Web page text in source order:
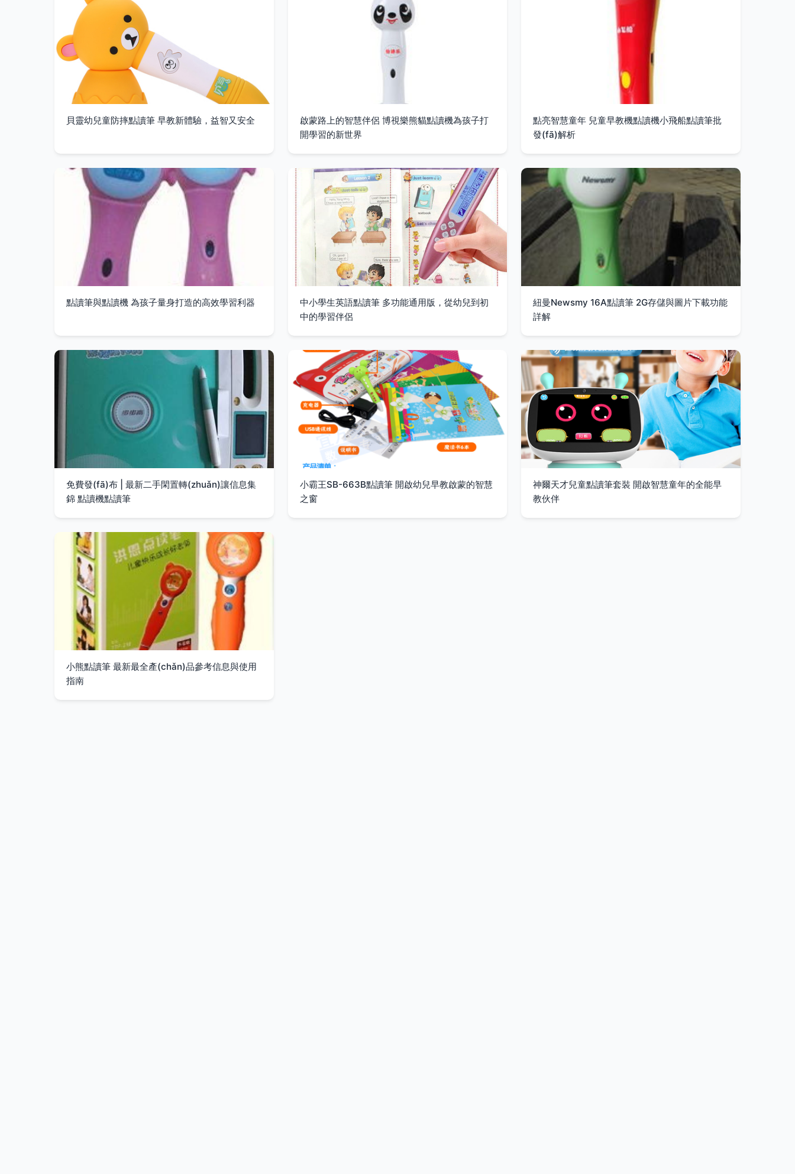
貝靈幼兒童防摔點讀筆 早教新體驗，益智又安全
啟蒙路上的智慧伴侶 博視樂熊貓點讀機為孩子打
開學習的新世界
點亮智慧童年 兒童早教機點讀機小飛船點讀筆批
發(fā)解析
點讀筆與點讀機 為孩子量身打造的高效學習利器
中小學生英語點讀筆 多功能通用版，從幼兒到初
中的學習伴侶
紐曼Newsmy 16A點讀筆 2G存儲與圖片下載功能
詳解
免費發(fā)布 | 最新二手閑置轉(zhuǎn)讓信息集
錦 點讀機點讀筆
小霸王SB-663B點讀筆 開啟幼兒早教啟蒙的智慧
之窗
神爾天才兒童點讀筆套裝 開啟智慧童年的全能早
教伙伴
小熊點讀筆 最新最全產(chǎn)品參考信息與使用
指南